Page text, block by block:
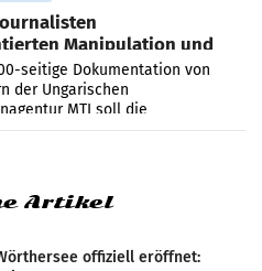
Manipulation und
seitige Dokumentation von
der Ungarischen
MTI soll die
Nachrichten-Manipulation und
Artikel
offiziell eröffnet: